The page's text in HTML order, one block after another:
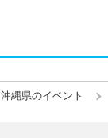
沖縄県のイベント